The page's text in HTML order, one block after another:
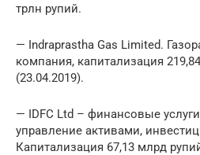
трлн рупий.
— Indraprastha Gas Limited.
компания, капитализация
(23.04.2019).
— IDFC Ltd – финансовые
управление активами,
Капитализация 67,13 млрд